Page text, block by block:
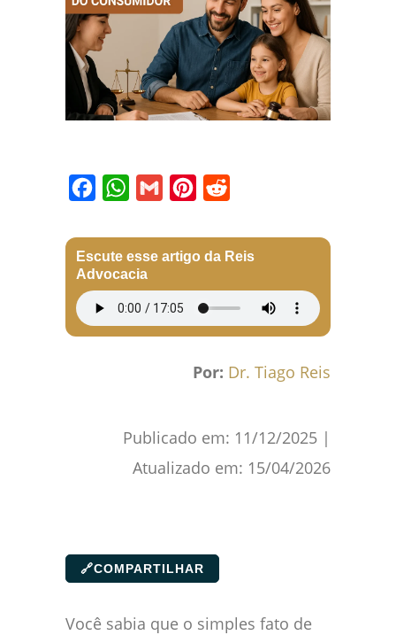
FacebookWhatsApp
Gmail Pinterest
Escute esse artigo da Reis
Advocacia
Por: Dr. Tiago Reis
Publicado em: 11/12/2025 |
Atualizado em: 15/04/2026
🔗COMPARTILHAR
Você sabia que o simples fato de